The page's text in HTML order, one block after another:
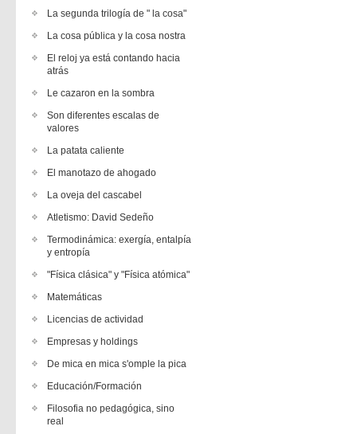
La segunda trilogía de " la cosa"
La cosa pública y la cosa nostra
El reloj ya está contando hacia
atrás
Le cazaron en la sombra
Son diferentes escalas de
valores
La patata caliente
El manotazo de ahogado
La oveja del cascabel
Atletismo: David Sedeño
Termodinámica: exergía, entalpía
y entropía
"Física clásica" y "Física atómica"
Matemáticas
Licencias de actividad
Empresas y holdings
De mica en mica s'omple la pica
Educación/Formación
Filosofia no pedagógica, sino
real